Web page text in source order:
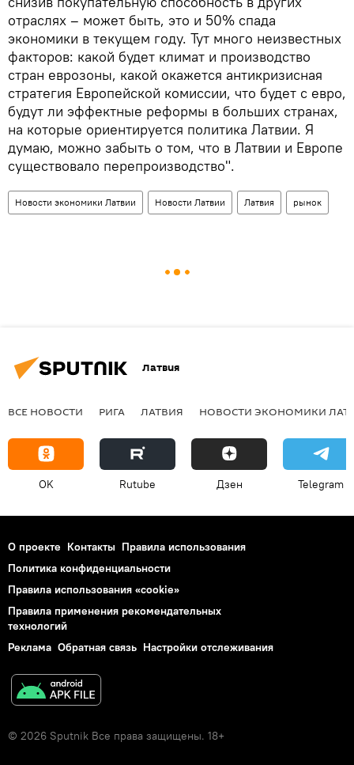
отраслях – может быть, это и 50% спада
экономики в текущем году. Тут много неизвестных
факторов: какой будет климат и производство
стран еврозоны, какой окажется антикризисная
стратегия Европейской комиссии, что будет с евро,
будут ли эффектные реформы в больших странах,
на которые ориентируется политика Латвии. Я
думаю, можно забыть о том, что в Латвии и Европе
существовало перепроизводство".
Новости экономики Латвии Новости Латвии Латвия рынок
Латвия
ВСЕ НОВОСТИ РИГА ЛАТВИЯ НОВОСТИ ЭКОНОМИКИ
OK Rutube Дзен Telegram
О проекте Контакты Правила использования
Политика конфиденциальности
Правила использования «cookie»
Правила применения рекомендательных
технологий
Реклама Обратная связь Настройки отслеживания
© 2026 Sputnik Все права защищены. 18+